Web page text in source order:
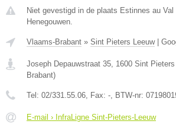
Niet gevestigd in de plaats Estinnes au
Henegouwen.
Vlaams-Brabant » Sint Pieters Leeuw|
Joseph Depauwstraat 35, 1600 Sint Pieters
Brabant)
Tel: 02/331.55.06, Fax: -, BTW-nr:
E-mail › InfraLigne Sint-Pieters-Leeuw